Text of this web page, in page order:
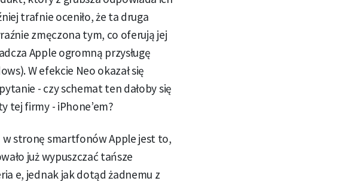
trafnie oceniło, że ta druga
zmęczona tym, co oferują jej
Apple ogromną przysługę
W efekcie Neo okazał się
- czy schemat ten dałoby się
tej firmy - iPhone’em?
w stronę smartfonów Apple jest to,
już wypuszczać tańsze
e, jednak jak dotąd żadnemu z